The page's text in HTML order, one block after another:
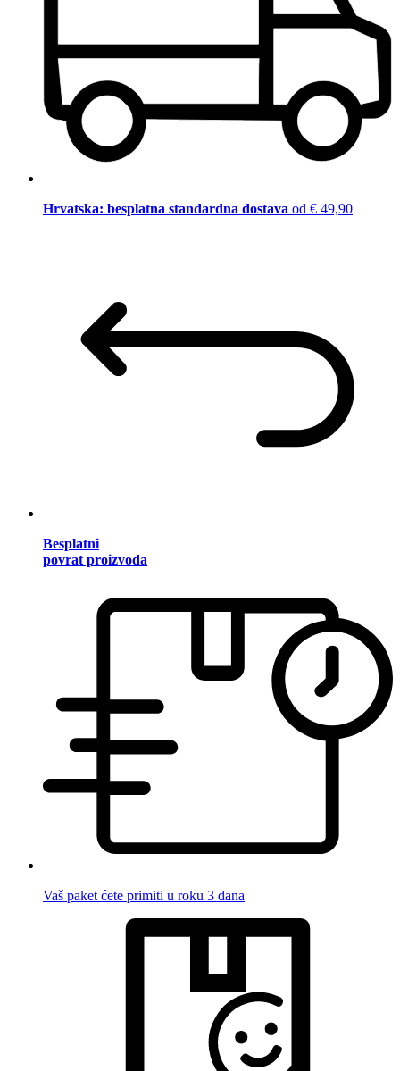
Hrvatska: besplatna standardna dostava od € 49,90
Besplatni
povrat proizvoda
Vaš paket ćete primiti u roku 3 dana